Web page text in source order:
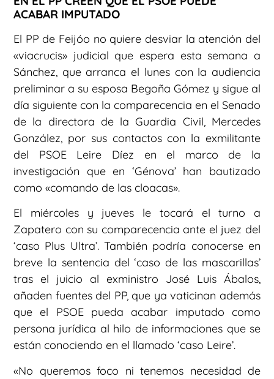
ACABAR IMPUTADO
El PP de Feijóo no quiere desviar la atención del
«viacrucis» judicial que espera esta semana a
Sánchez, que arranca el lunes con la audiencia
preliminar a su esposa Begoña Gómez y sigue al
día siguiente con la comparecencia en el Senado
de la directora de la Guardia Civil, Mercedes
González, por sus contactos con la exmilitante
del PSOE Leire Díez en el marco de la
investigación que en ‘Génova’ han bautizado
como «comando de las cloacas».
El miércoles y jueves le tocará el turno a
Zapatero con su comparecencia ante el juez del
‘caso Plus Ultra’. También podría conocerse en
breve la sentencia del ‘caso de las mascarillas’
tras el juicio al exministro José Luis Ábalos,
añaden fuentes del PP, que ya vaticinan además
que el PSOE pueda acabar imputado como
persona jurídica al hilo de informaciones que se
están conociendo en el llamado ‘caso Leire’.
«No queremos foco ni tenemos necesidad de